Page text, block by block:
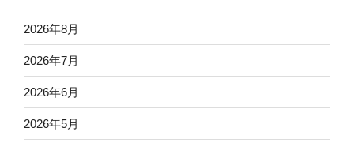
2026年8月
2026年7月
2026年6月
2026年5月